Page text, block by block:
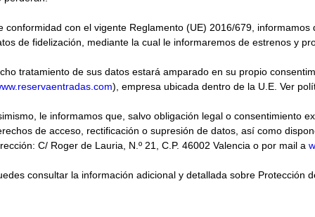
conformidad con el vigente Reglamento (UE) 2016/679,
de fidelización, mediante la cual le informaremos de estrenos y
tratamiento de sus datos estará amparado en su propio
), empresa ubicada dentro de la U.E. Ver
le informamos que, salvo obligación legal o consentimiento
de acceso, rectificación o supresión de datos, así como
C/ Roger de Lauria, N.º 21, C.P. 46002 Valencia o por mail a
consultar la información adicional y detallada sobre Protección